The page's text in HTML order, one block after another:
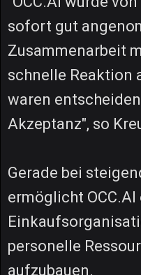
sofort gut
Zusammenarbeit
schnelle Reaktion
waren
Akzeptanz", so
Gerade bei
ermöglicht
personelle
aufzubauen.